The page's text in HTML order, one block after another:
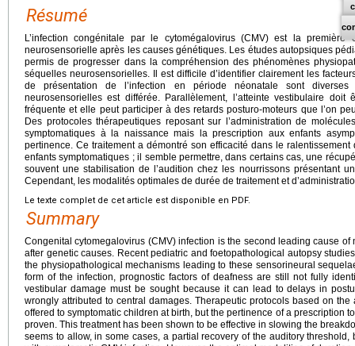
Résumé
L’infection congénitale par le cytomégalovirus (CMV) est la
neurosensorielle après les causes génétiques. Les études autopsiques
permis de progresser dans la compréhension des phénomènes
séquelles neurosensorielles. Il est difficile d’identifier clairement les
de présentation de l’infection en période néonatale sont
neurosensorielles est différée. Parallèlement, l’atteinte vestibulaire
fréquente et elle peut participer à des retards posturo-moteurs que l’on
Des protocoles thérapeutiques reposant sur l’administration de
symptomatiques à la naissance mais la prescription aux enfants
pertinence. Ce traitement a démontré son efficacité dans le
enfants symptomatiques ; il semble permettre, dans certains cas, une
souvent une stabilisation de l’audition chez les nourrissons présentant
Cependant, les modalités optimales de durée de traitement et
Le texte complet de cet article est disponible en PDF.
Summary
Congenital cytomegalovirus (CMV) infection is the second leading cause
after genetic causes. Recent pediatric and foetopathological autopsy
the physiopathological mechanisms leading to these sensorineural
form of the infection, prognostic factors of deafness are still not fully
vestibular damage must be sought because it can lead to delays in
wrongly attributed to central damages. Therapeutic protocols based on
offered to symptomatic children at birth, but the pertinence of a prescription
proven. This treatment has been shown to be effective in slowing the
seems to allow, in some cases, a partial recovery of the auditory